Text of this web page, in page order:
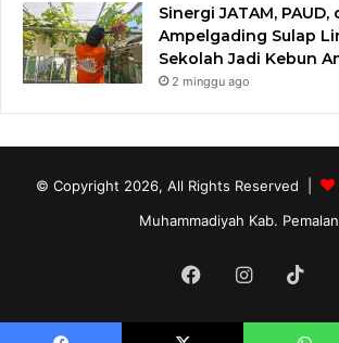
Sinergi JATAM, PAUD,
Ampelgading Sulap
Sekolah Jadi Kebun
2 minggu ago
© Copyright 2026, All Rights Reserved |
Muhammadiyah Kab.
FacebookInstagram